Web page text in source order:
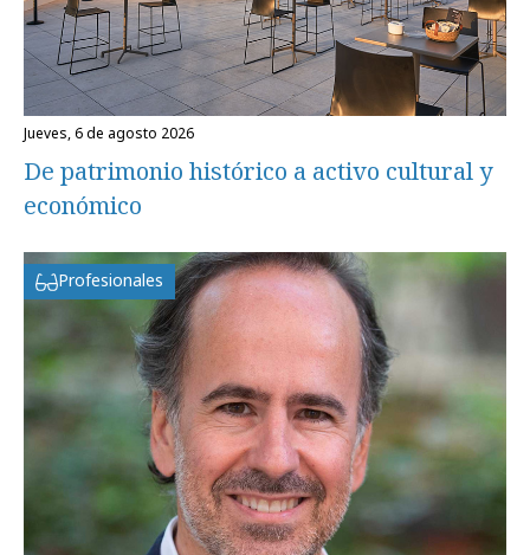
jueves, 6 de agosto 2026
De patrimonio histórico a activo cultural y
económico
Profesionales